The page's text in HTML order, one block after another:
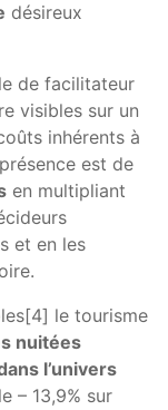
désireux
de facilitateur
visibles sur un
inhérents à
est de
en multipliant
et en les
le tourisme
nuitées
l’univers
– 13,9% sur